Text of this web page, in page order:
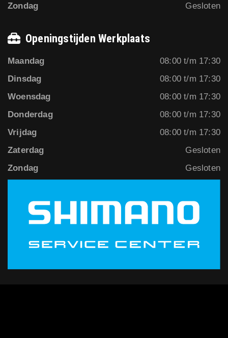
Leasefiets
Zondag
Gesloten
Openingstijden Werkplaats
Maandag
08:00 t/m 17:30
Dinsdag
08:00 t/m 17:30
Woensdag
08:00 t/m 17:30
Donderdag
08:00 t/m 17:30
Vrijdag
08:00 t/m 17:30
Zaterdag
Gesloten
Zondag
Gesloten